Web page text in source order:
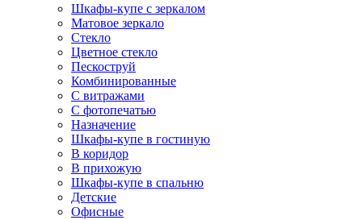
Шкафы-купе с зеркалом
Матовое зеркало
Стекло
Цветное стекло
Пескоструй
Комбинированные
С витражами
С фотопечатью
Назначение
Шкафы-купе в гостиную
В коридор
В прихожую
Шкафы-купе в спальню
Детские
Офисные